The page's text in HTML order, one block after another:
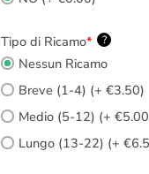
Tipo di Ricamo* ?
Nessun Ricamo
Breve (1-4) (+ €3.50)
Medio (5-12) (+
Lungo (13-22) (+